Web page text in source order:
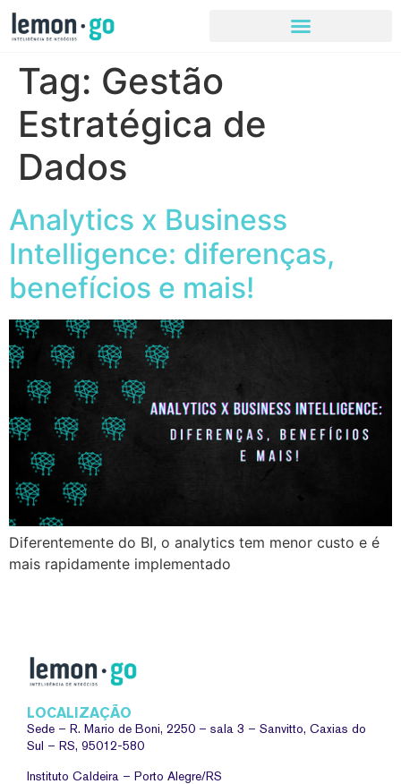
Tag: Gestão
Estratégica de
Dados
Analytics x Business
Intelligence: diferenças,
benefícios e mais!
Diferentemente do BI, o analytics tem menor custo e é
mais rapidamente implementado
LOCALIZAÇÃO
Sede – R. Mario de Boni, 2250 – sala 3 – Sanvitto, Caxias do
Sul – RS, 95012-580
Instituto Caldeira – Porto Alegre/RS